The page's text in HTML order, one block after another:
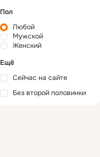
Пол
Любой
Мужской
Женский
Ещё
Сейчас на сайте
Без второй половинки